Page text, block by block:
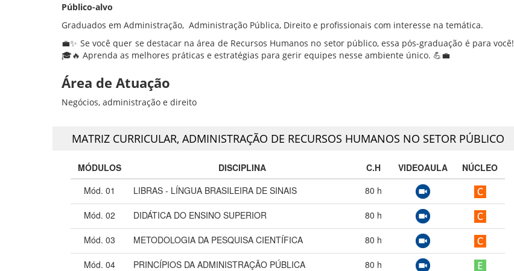
Público-alvo
Graduados em Administração, Administração Pública, Direito e profissionais com interesse na temática.
💼✨ Se você quer se destacar na área de Recursos Humanos no setor público, essa pós-graduação é para você!
🎓🔥 Aprenda as melhores práticas e estratégias para gerir equipes nesse ambiente único. 💪💼
Área de Atuação
Negócios, administração e direito
MATRIZ CURRICULAR, ADMINISTRAÇÃO DE RECURSOS HUMANOS NO SETOR PÚBLICO
MÓDULOS DISCIPLINA C.H VIDEOAULA
NÚCLEO
Mód. 01
LIBRAS - LÍNGUA BRASILEIRA DE SINAIS 80 h
Mód. 02 DIDÁTICA DO ENSINO SUPERIOR 80 h
Mód. 03 METODOLOGIA DA PESQUISA CIENTÍFICA 80 h
Mód. 04 PRINCÍPIOS DA ADMINISTRAÇÃO PÚBLICA 80 h